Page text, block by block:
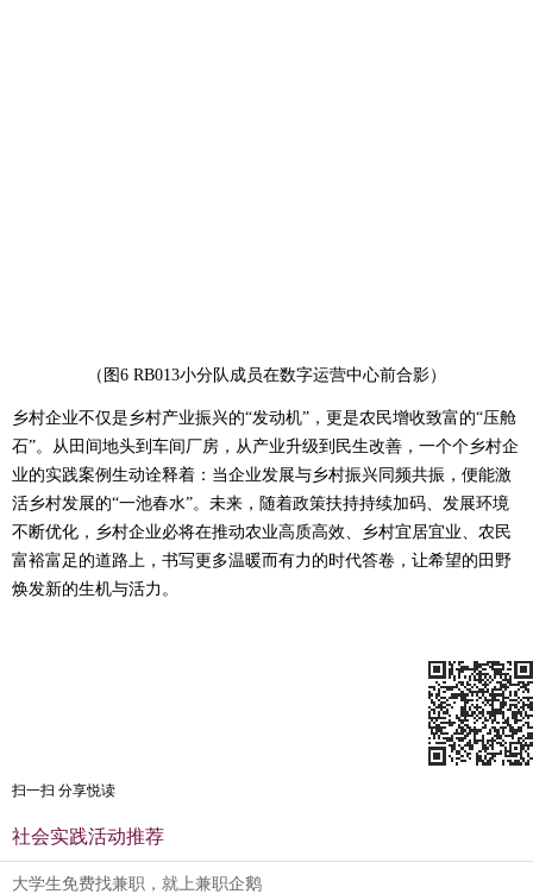
（图6 RB013小分队成员在数字运营中心前合影）
乡村企业不仅是乡村产业振兴的“发动机”，更是农民增收致富的“压舱
石”。从田间地头到车间厂房，从产业升级到民生改善，一个个乡村企
业的实践案例生动诠释着：当企业发展与乡村振兴同频共振，便能激
活乡村发展的“一池春水”。未来，随着政策扶持持续加码、发展环境
不断优化，乡村企业必将在推动农业高质高效、乡村宜居宜业、农民
富裕富足的道路上，书写更多温暖而有力的时代答卷，让希望的田野
焕发新的生机与活力。
扫一扫 分享悦读
社会实践活动推荐
大学生免费找兼职，就上兼职企鹅